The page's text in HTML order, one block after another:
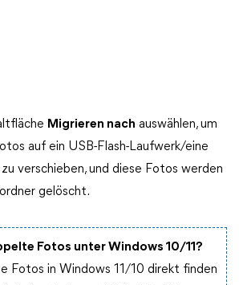
Migrieren nach auswählen, um
auf ein USB-Flash-Laufwerk/eine
verschieben, und diese Fotos werden
gelöscht.
Fotos unter Windows 10/11?
Fotos in Windows 11/10 direkt finden